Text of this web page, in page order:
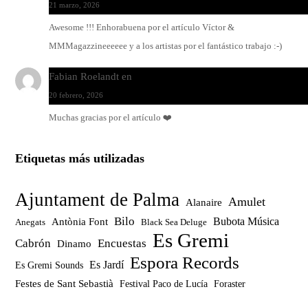
21 marzo, 2026
Awesome !!! Enhorabuena por el artículo Víctor &
MMMagazzineeeeee y a los artistas por el fantástico trabajo :-)
Fabian Roelandt en
20 febrero, 2026
Muchas gracias por el artículo ❤️
Etiquetas más utilizadas
Ajuntament de Palma Alanaire Amulet
Anegats Antònia Font Bilo Black Sea Deluge Bubota Música
Cabrón Dinamo Encuestas Es Gremi
Es Gremi Sounds Es Jardí Espora Records
Festes de Sant Sebastià Festival Paco de Lucía Foraster